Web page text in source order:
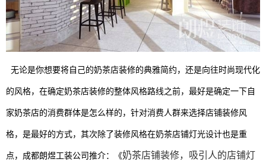
无论是你想要将自己的奶茶店装修的典雅简约，还是向往时尚现代化
的风格，在确定奶茶店装修的整体风格路线之前，最好是确定一下自
家奶茶店的消费群体是怎么样的，针对消费人群来选择店铺装修风
格，是最好的方式，其次除了装修风格在奶茶店铺灯光设计也是重
点，成都朗煜工装公司推介：《奶茶店铺装修，吸引人的店铺灯